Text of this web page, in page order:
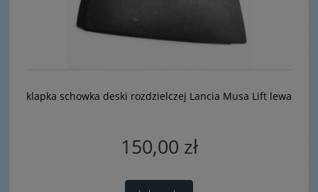
klapka schowka deski rozdzielczej Lancia Musa Lift lewa
150,00 zł